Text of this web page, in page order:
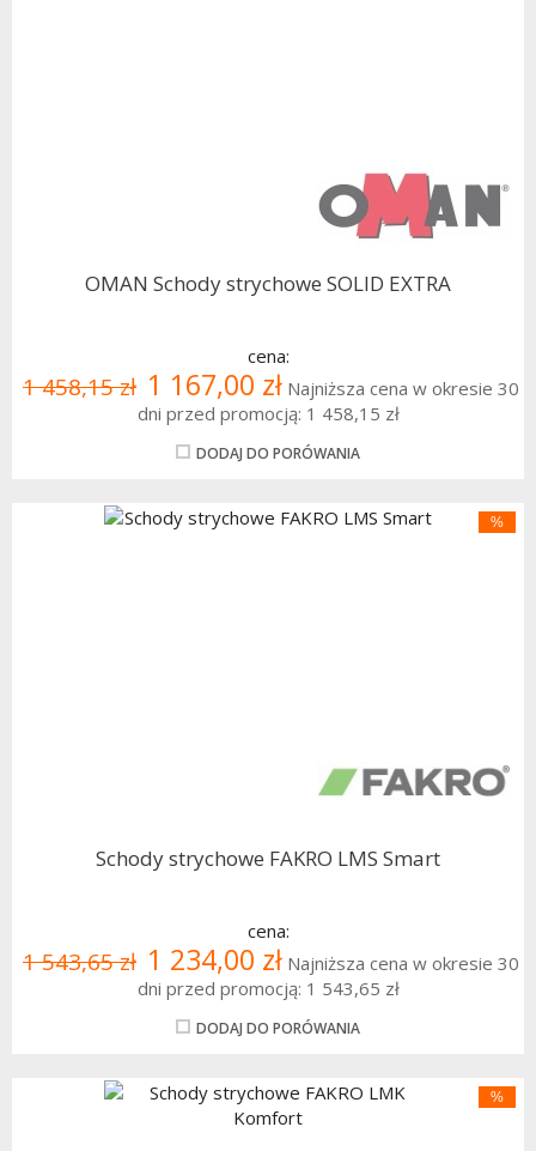
OMAN Schody strychowe SOLID EXTRA
cena:
1 458,15 zł 1 167,00 zł Najniższa cena w okresie 30
dni przed promocją: 1 458,15 zł
DODAJ DO PORÓWANIA
%
Schody strychowe FAKRO LMS Smart
cena:
1 543,65 zł 1 234,00 zł Najniższa cena w okresie 30
dni przed promocją: 1 543,65 zł
DODAJ DO PORÓWANIA
%